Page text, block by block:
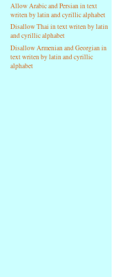
Allow Arabic and Persian in text
writen by latin and cyrillic alphabet
Disallow Thai in text writen by latin
and cyrillic alphabet
Disallow Armenian and Georgian in
text writen by latin and cyrillic
alphabet